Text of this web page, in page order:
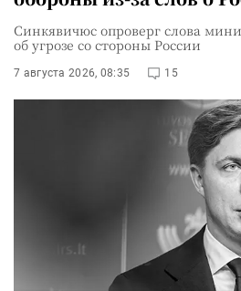
Синкявичюс опроверг слова
об угрозе со стороны России
7 августа 2026, 08:35 15